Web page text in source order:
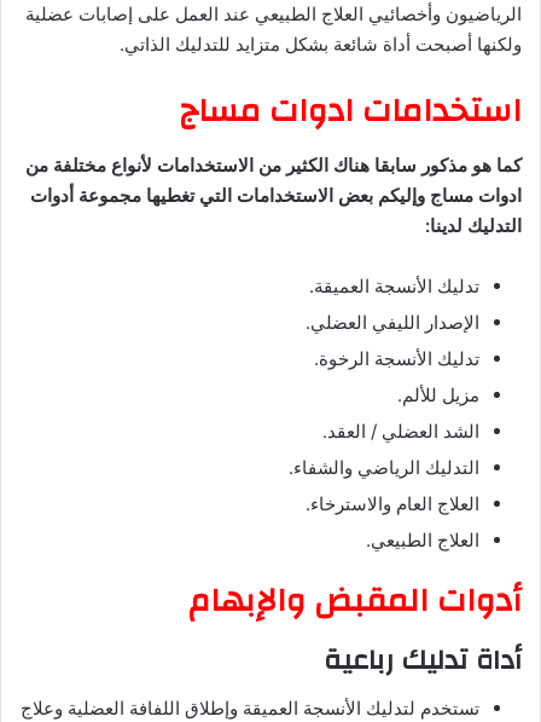
الرياضيون وأخصائيي العلاج الطبيعي عند العمل على إصابات عضلية
ولكنها أصبحت أداة شائعة بشكل متزايد للتدليك الذاتي.
استخدامات ادوات مساج
كما هو مذكور سابقا هناك الكثير من الاستخدامات لأنواع مختلفة من
ادوات مساج وإليكم بعض الاستخدامات التي تغطيها مجموعة أدوات
التدليك لدينا:
تدليك الأنسجة العميقة.
الإصدار الليفي العضلي.
تدليك الأنسجة الرخوة.
مزيل للألم.
الشد العضلي / العقد.
التدليك الرياضي والشفاء.
العلاج العام والاسترخاء.
العلاج الطبيعي.
أدوات المقبض والإبهام
أداة تدليك رباعية
تستخدم لتدليك الأنسجة العميقة وإطلاق اللفافة العضلية وعلاج